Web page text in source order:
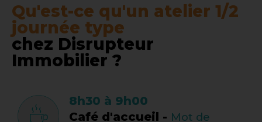
Qu'est-ce qu'un atelier 1/2
journée type
chez Disrupteur
Immobilier ?
8h30 à 9h00
Café d'accueil - Mot de